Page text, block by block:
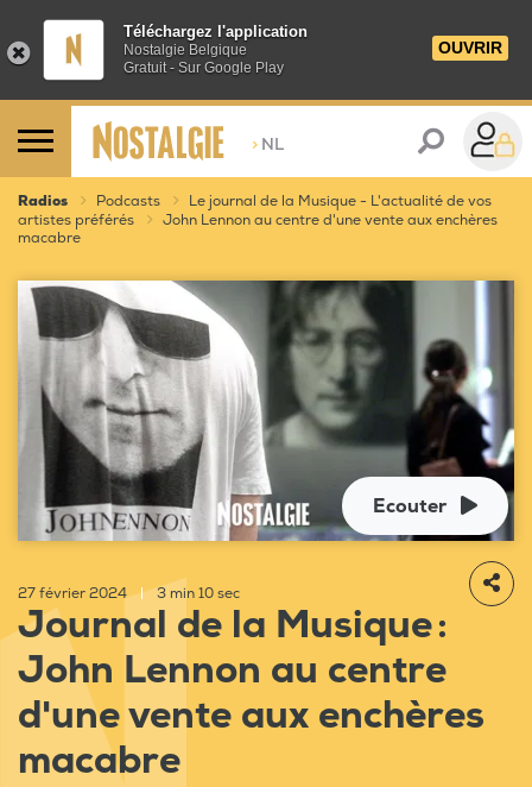
Téléchargez l'application
Nostalgie Belgique
Gratuit - Sur Google Play
OUVRIR
> NL
Radios Podcasts
Le journal de la Musique - L'actualité de vos
artistes préférés
John Lennon au centre d'une vente aux enchères
macabre
Ecouter
27 février 2024 | 3 min 10 sec
Journal de la Musique :
John Lennon au centre
d'une vente aux enchères
macabre